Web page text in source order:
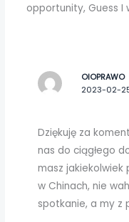
opportunity, Guess I
OIOPRAWO
2023-02-
Dziękuję za
nas do ciągłego
masz jakiekolwiek
w Chinach, nie
spotkanie, a my z